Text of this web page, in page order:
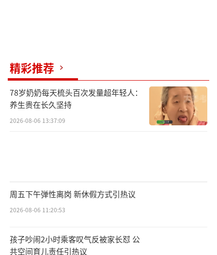
精彩推荐
78岁奶奶每天梳头百次发量超年轻人：
养生贵在长久坚持
2026-08-06 13:37:09
周五下午弹性离岗 新休假方式引热议
2026-08-06 11:20:53
孩子吵闹2小时乘客叹气反被家长怼 公
共空间育儿责任引热议